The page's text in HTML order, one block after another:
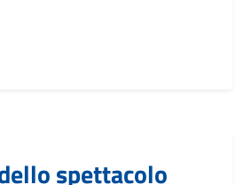
spettacolo